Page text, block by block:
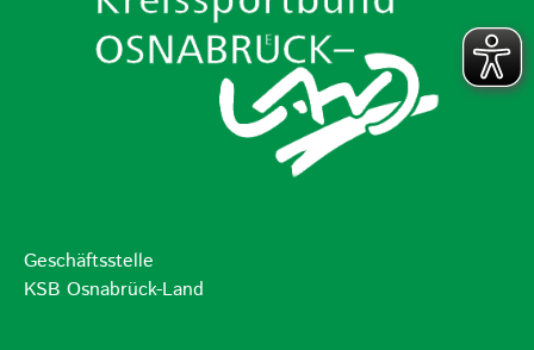
Geschäftsstelle
KSB Osnabrück-Land